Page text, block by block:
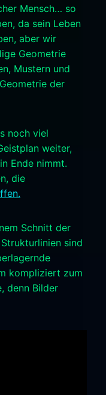
Mensch… so
da sein Leben
aber wir
Geometrie
Mustern und
der
noch viel
weiter,
Ende nimmt.
die
Schnitt der
sind
kompliziert zum
denn Bilder